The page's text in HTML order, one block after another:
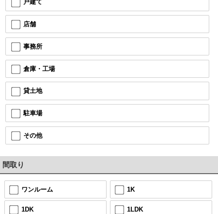
戸建て
店舗
事務所
倉庫・工場
貸土地
駐車場
その他
間取り
ワンルーム 1K
1DK 1LDK